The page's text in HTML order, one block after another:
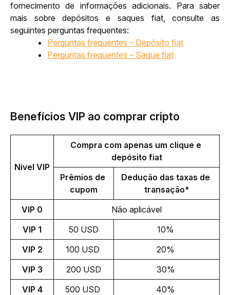
fornecimento de informações adicionais. Para saber
mais sobre depósitos e saques fiat, consulte as
seguintes perguntas frequentes:
Perguntas frequentes – Depósito fiat
Perguntas frequentes – Saque fiat
Benefícios VIP ao comprar cripto
Nível VIP
Compra com apenas um clique e
depósito fiat
Prêmios de
cupom
Dedução das taxas de
transação*
VIP 0
Não aplicável
VIP 1
50 USD
10%
VIP 2
100 USD
20%
VIP 3
200 USD
30%
VIP 4
500 USD
40%